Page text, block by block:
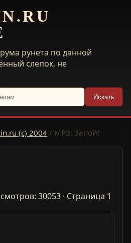
рунета по данной
слепок, не
Искать
(с) 2004 / MP3: Запой!
30053 · Страница 1